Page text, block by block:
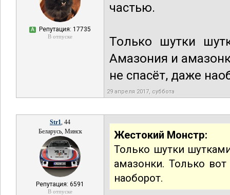
А Репутация: 17735
В отпуске
частью.
Только шутки
Амазония и
не спасёт, даже
29 апреля 2017, суббота
Str1, 44
Беларусь, Минск
Репутация: 6591
В отпуске
Жестокий Монстр:
Только шутки
амазонки. Только
наоборот.